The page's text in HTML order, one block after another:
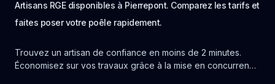
Artisans RGE disponibles à Pierrepont. Comparez les tarifs et
faites poser votre poêle rapidement.
Trouvez un artisan de confiance en moins de 2 minutes.
Économisez sur vos travaux grâce à la mise en concurrence